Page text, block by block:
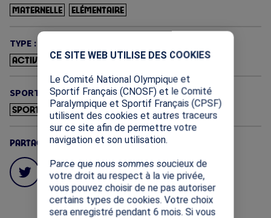
MATERNELLE ELÉMENTAIRE
TYPE :
ACTIVITÉS PÉDAGOGIQUES
SPORT :
SPORTS ÉQUESTRES
PARTAGES
CE SITE WEB UTILISE DES COOKIES
Le Comité National Olympique et
Sportif Français (CNOSF) et le Comité
Paralympique et Sportif Français (CPSF)
utilisent des cookies et autres traceurs
sur ce site afin de permettre votre
navigation et son utilisation.
Parce que nous sommes soucieux de
votre droit au respect à la vie privée,
vous pouvez choisir de ne pas autoriser
certains types de cookies. Votre choix
sera enregistré pendant 6 mois. Si vous